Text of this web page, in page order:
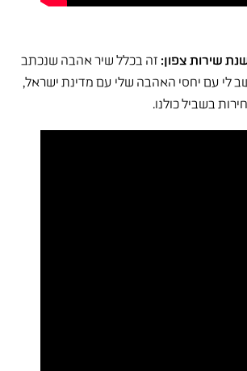
שירות צפון: זה בכלל שיר אהבה שנכתב
לי עם יחסי האהבה שלי עם מדינת ישראל,
בשביל כולנו.